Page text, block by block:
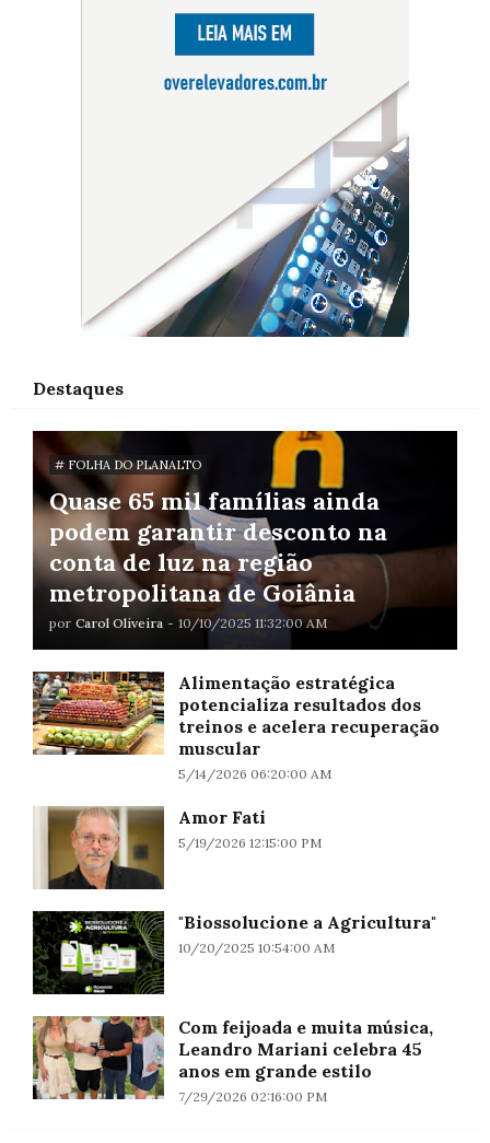
Destaques
# FOLHA DO PLANALTO
Quase 65 mil famílias ainda
podem garantir desconto na
conta de luz na região
metropolitana de Goiânia
por Carol Oliveira - 10/10/2025 11:32:00 AM
Alimentação estratégica
potencializa resultados dos
treinos e acelera recuperação
muscular
5/14/2026 06:20:00 AM
Amor Fati
5/19/2026 12:15:00 PM
"Biossolucione a Agricultura"
10/20/2025 10:54:00 AM
Com feijoada e muita música,
Leandro Mariani celebra 45
anos em grande estilo
7/29/2026 02:16:00 PM